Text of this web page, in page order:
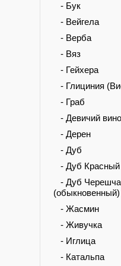
- Бук
- Вейгела
- Верба
- Вяз
- Гейхера
- Глициния
- Граб
- Девичий
- Дерен
- Дуб
- Дуб Красный
- Дуб
(обыкновенный)
- Жасмин
- Живучка
- Иглица
- Катальпа